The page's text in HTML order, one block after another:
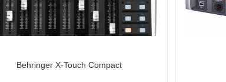
Behringer X-Touch Compact